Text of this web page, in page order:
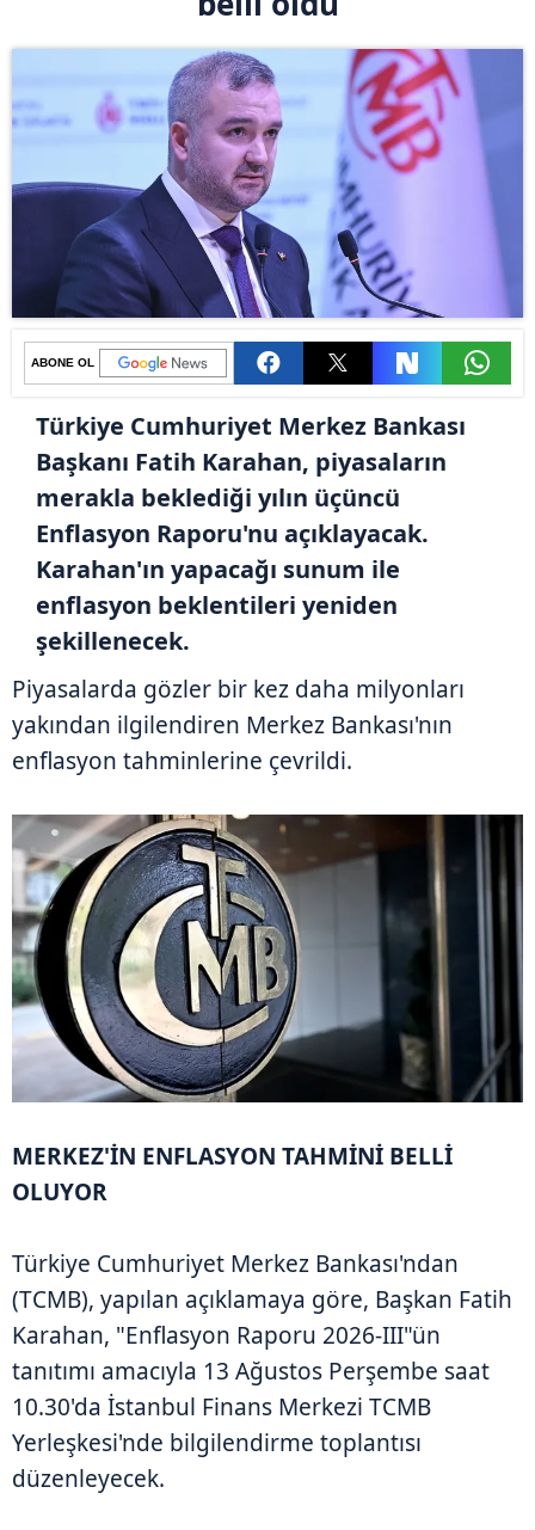
ABONE OL
Türkiye Cumhuriyet Merkez Bankası
Başkanı Fatih Karahan, piyasaların
merakla beklediği yılın üçüncü
Enflasyon Raporu'nu açıklayacak.
Karahan'ın yapacağı sunum ile
enflasyon beklentileri yeniden
şekillenecek.
Piyasalarda gözler bir kez daha milyonları
yakından ilgilendiren Merkez Bankası'nın
enflasyon tahminlerine çevrildi.
MERKEZ'İN ENFLASYON TAHMİNİ BELLİ
OLUYOR
Türkiye Cumhuriyet Merkez Bankası'ndan
(TCMB), yapılan açıklamaya göre, Başkan Fatih
Karahan, "Enflasyon Raporu 2026-III"ün
tanıtımı amacıyla 13 Ağustos Perşembe saat
10.30'da İstanbul Finans Merkezi TCMB
Yerleşkesi'nde bilgilendirme toplantısı
düzenleyecek.